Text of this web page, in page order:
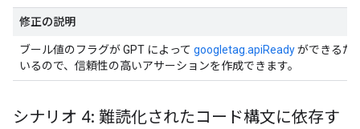
修正の説明
ブール値のフラグが GPT によって googletag.apiReadyができるだ
いるので、信頼性の高いアサーションを作成できます。
シナリオ 4: 難読化されたコード構文に依存す